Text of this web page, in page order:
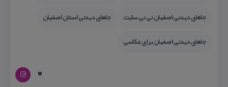
جاهای دیدنی اصفهان نی نی سایت
جاهای دیدنی استان اصفهان
جاهای دیدنی اصفهان برای عكاسی